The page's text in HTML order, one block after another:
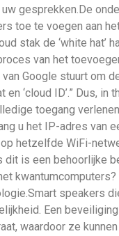
gesprekken.De
toe te voegen aan
stak de ‘white hat’
van het
Google stuurt om
en ‘cloud ID’.” Dus,
toegang
u het IP-adres van
hetzelfde WiFi-
dit is een behoorlijke
speakers
Een
waardoor ze